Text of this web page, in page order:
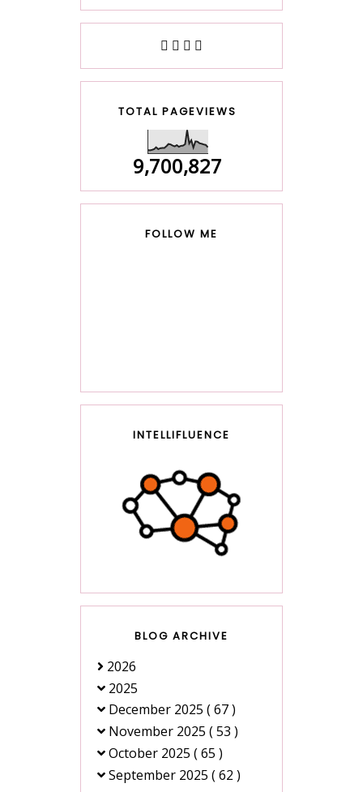
TOTAL PAGEVIEWS
9,700,827
FOLLOW ME
INTELLIFLUENCE
BLOG ARCHIVE
2026
2025
December 2025 ( 67 )
November 2025 ( 53 )
October 2025 ( 65 )
September 2025 ( 62 )